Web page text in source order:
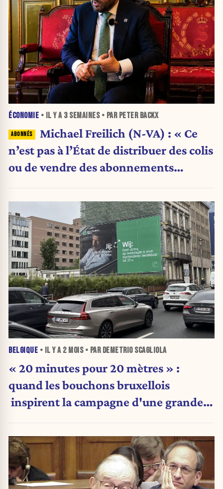
ÉCONOMIE • IL Y A 3 SEMAINES• PAR PETER BACKX
Michael Freilich (N-VA) : « Ce
n’est pas à l’État de distribuer des colis
ou de vendre des abonnements
BELGIQUE • IL Y A 2 MOIS• PAR DEMETRIO SCAGLIOLA
« 20 minutes pour 20 mètres » :
quand les bouchons bruxellois
inspirent la campagne d'une grande